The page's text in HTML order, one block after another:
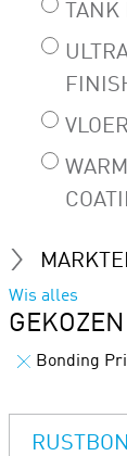
Wis alles
Bonding